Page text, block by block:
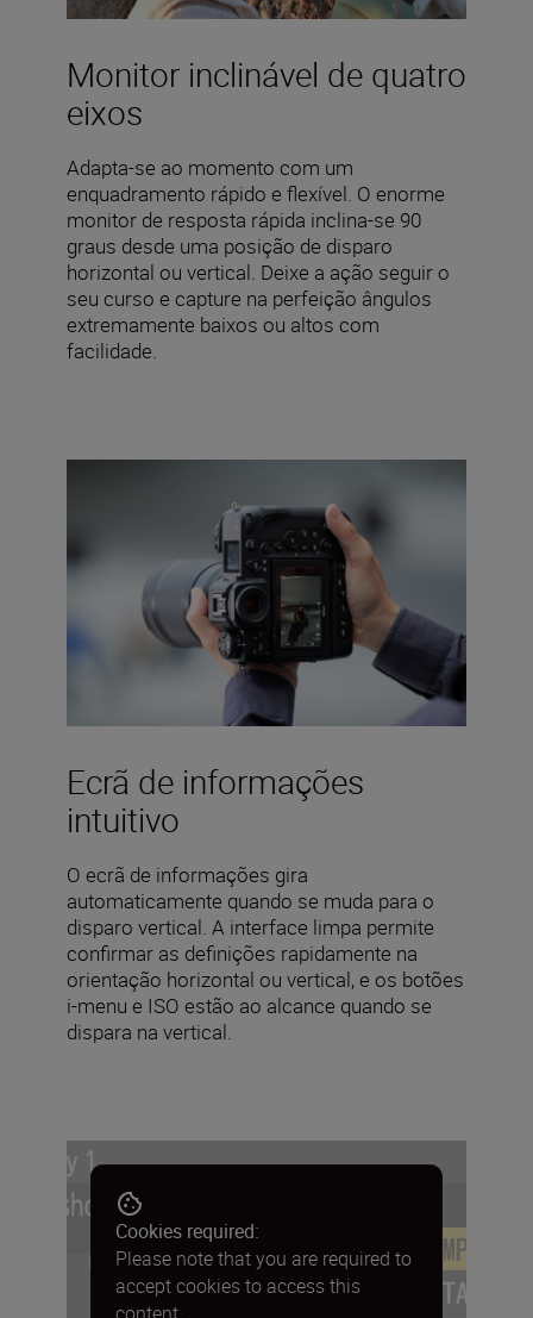
Monitor inclinável de quatro
eixos
Adapta-se ao momento com um
enquadramento rápido e flexível. O enorme
monitor de resposta rápida inclina-se 90
graus desde uma posição de disparo
horizontal ou vertical. Deixe a ação seguir o
seu curso e capture na perfeição ângulos
extremamente baixos ou altos com
facilidade.
Ecrã de informações
intuitivo
O ecrã de informações gira
automaticamente quando se muda para o
disparo vertical. A interface limpa permite
confirmar as definições rapidamente na
orientação horizontal ou vertical, e os botões
i-menu e ISO estão ao alcance quando se
dispara na vertical.
Cookies required:
Please note that you are required to
accept cookies to access this